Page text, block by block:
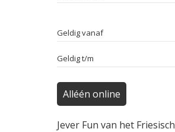
Geldig vanaf
Geldig t/m
Alléén online
Jever Fun van het